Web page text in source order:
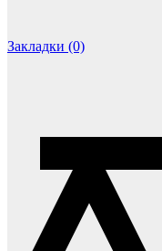
Закладки (0)